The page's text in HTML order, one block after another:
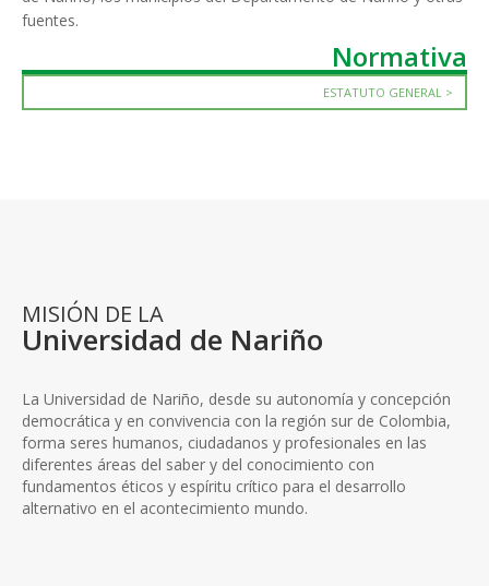
fuentes.
Normativa
ESTATUTO GENERAL >
MISIÓN DE LA
Universidad de Nariño
La Universidad de Nariño, desde su autonomía y concepción
democrática y en convivencia con la región sur de Colombia,
forma seres humanos, ciudadanos y profesionales en las
diferentes áreas del saber y del conocimiento con
fundamentos éticos y espíritu crítico para el desarrollo
alternativo en el acontecimiento mundo.